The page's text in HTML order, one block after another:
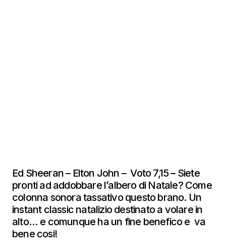
Ed Sheeran – Elton John – Voto 7,15 – Siete
pronti ad addobbare l’albero di Natale? Come
colonna sonora tassativo questo brano. Un
instant classic natalizio destinato a volare in
alto… e comunque ha un fine benefico e va
bene cosi!